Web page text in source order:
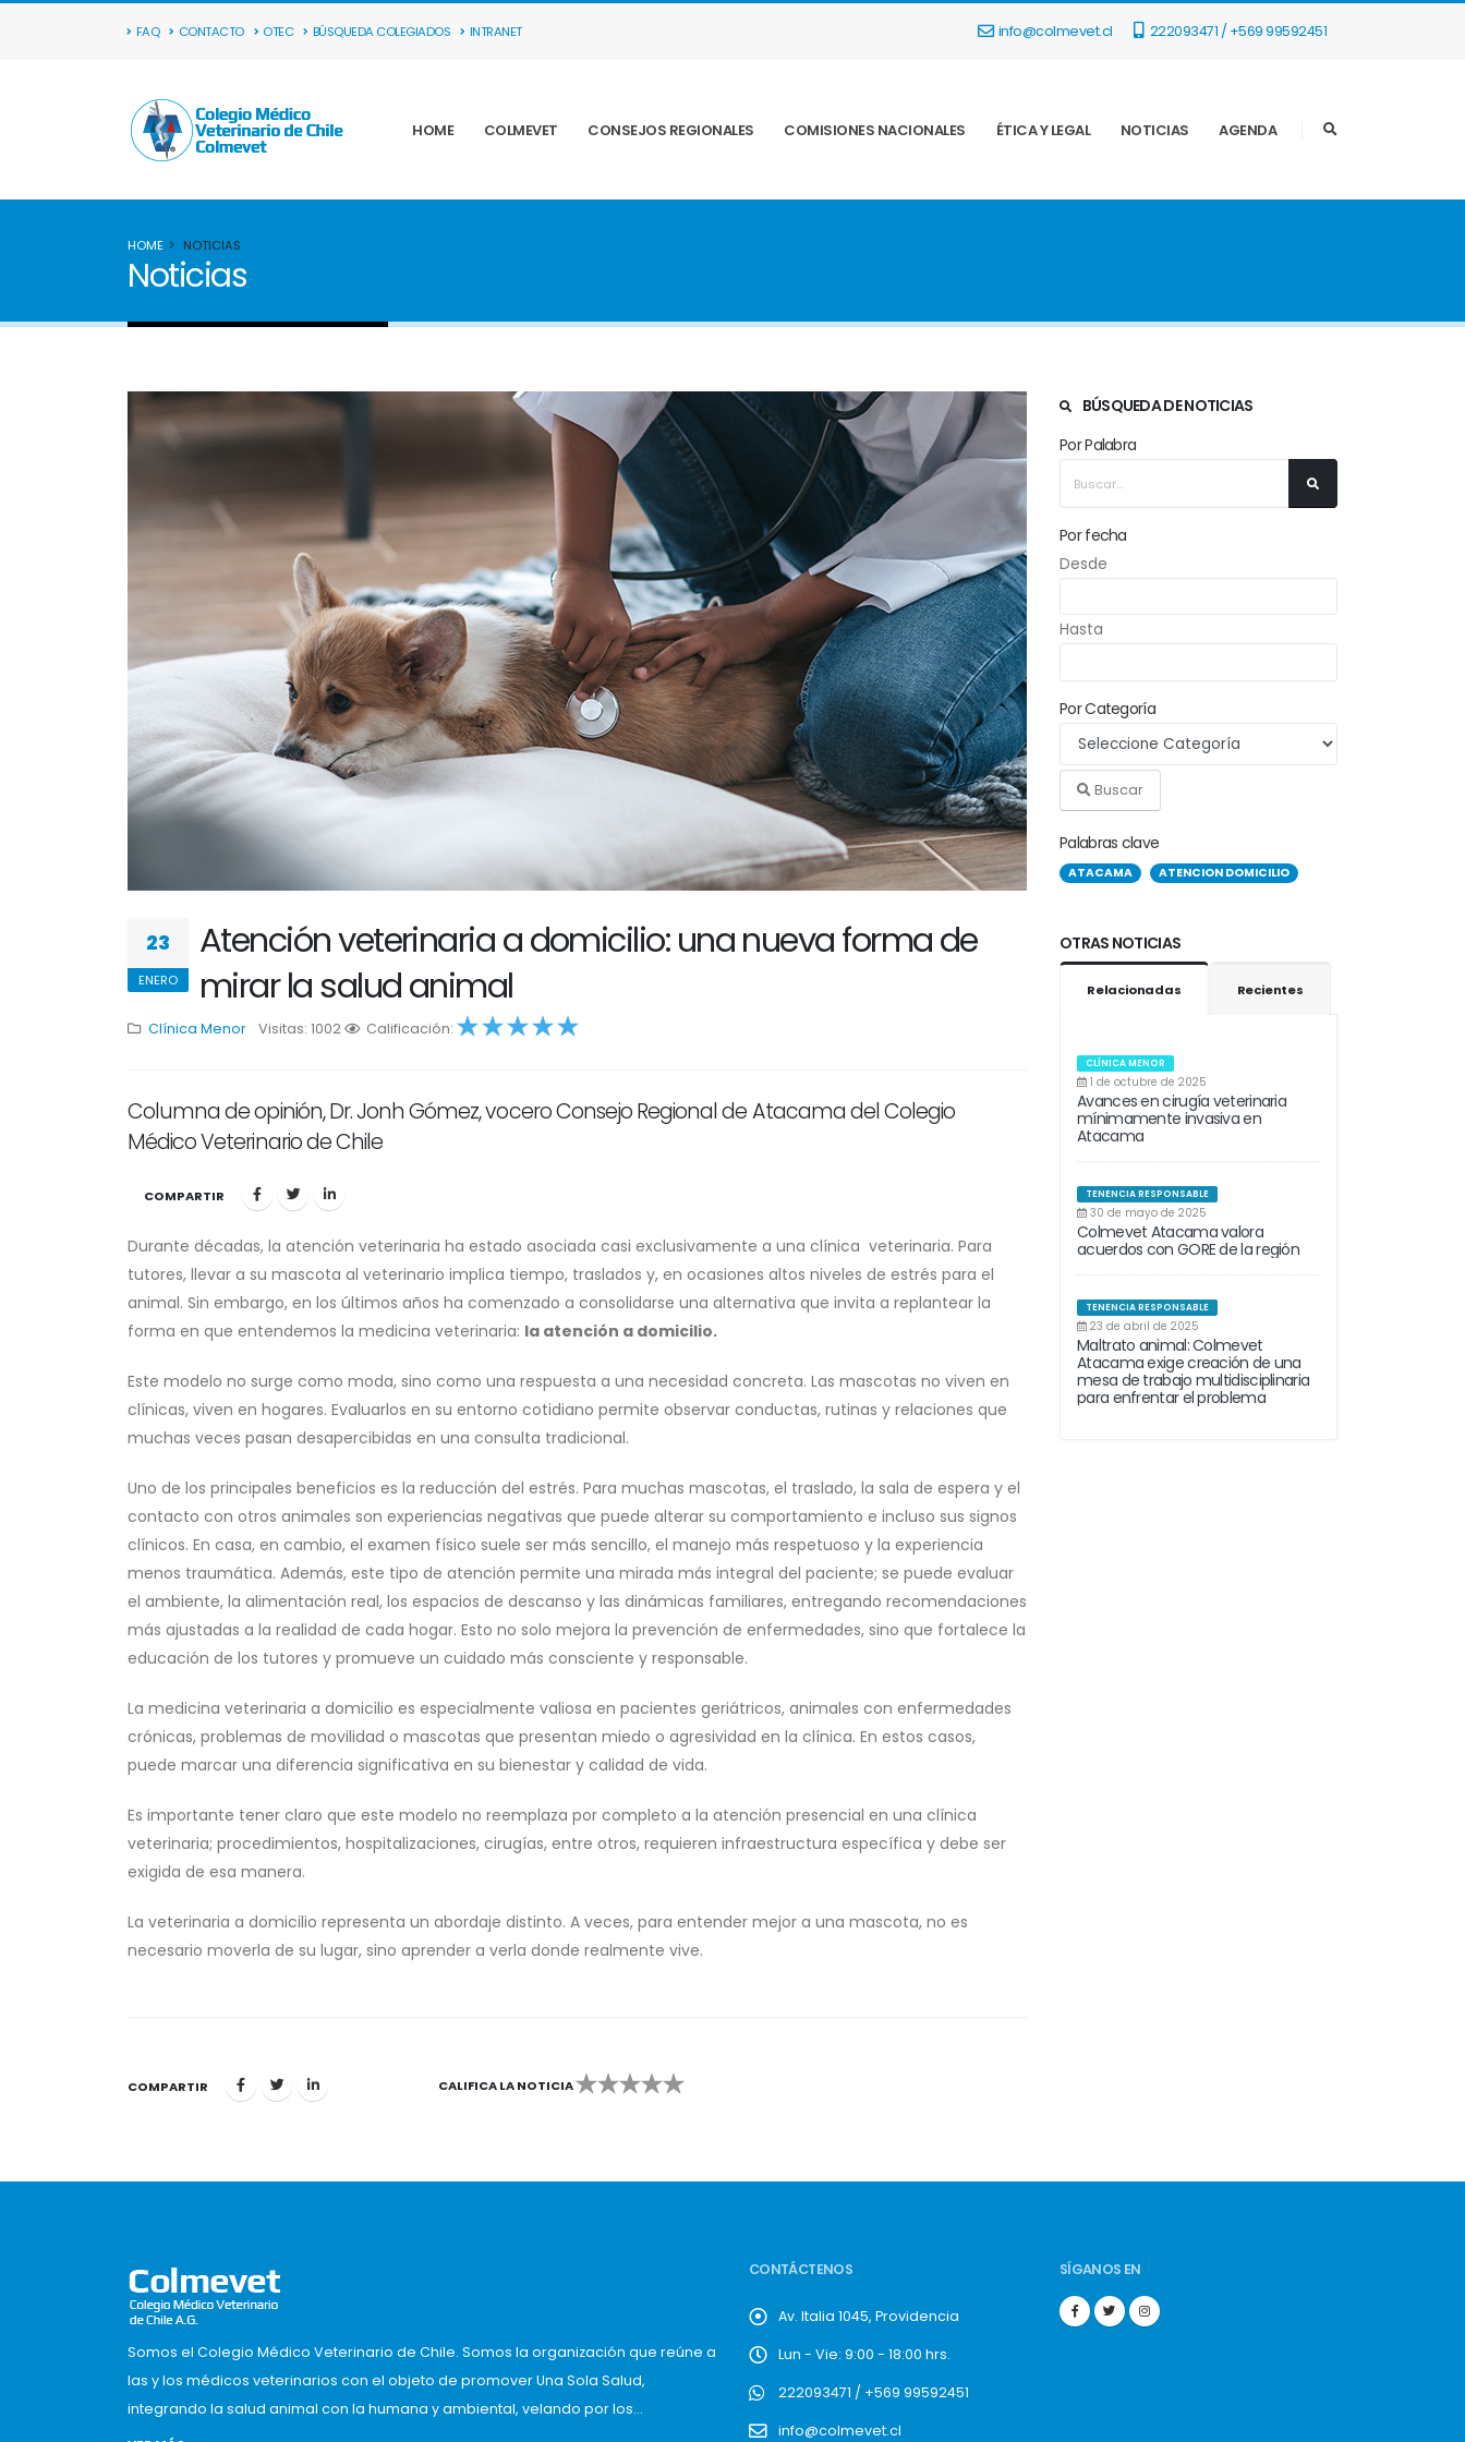
FAQ CONTACTO OTEC BÚSQUEDA COLEGIADOS INTRANET info@colmevet.cl 222093471 / +569 99592451
HOME COLMEVET CONSEJOS REGIONALES COMISIONES NACIONALES ÉTICA Y LEGAL NOTICIAS AGENDA
HOME NOTICIAS
Noticias
BÚSQUEDA DE NOTICIAS
Por Palabra
Por fecha
Desde
Hasta
Por Categoría
Buscar
Palabras clave
ATACAMA ATENCION DOMICILIO
OTRAS NOTICIAS
Relacionadas Recientes
CLÍNICA MENOR
1 de octubre de 2025
Avances en cirugía veterinaria
mínimamente invasiva en
Atacama
TENENCIA RESPONSABLE
30 de mayo de 2025
Colmevet Atacama valora
acuerdos con GORE de la región
TENENCIA RESPONSABLE
23 de abril de 2025
Maltrato animal: Colmevet
Atacama exige creación de una
mesa de trabajo multidisciplinaria
para enfrentar el problema
23
ENERO
Atención veterinaria a domicilio: una nueva forma de
mirar la salud animal
Clínica Menor Visitas: 1002 Calificación:
1 2 3 4 5
Columna de opinión, Dr. Jonh Gómez, vocero Consejo Regional de Atacama del Colegio
Médico Veterinario de Chile
COMPARTIR
Durante décadas, la atención veterinaria ha estado asociada casi exclusivamente a una clínica veterinaria. Para
tutores, llevar a su mascota al veterinario implica tiempo, traslados y, en ocasiones altos niveles de estrés para el
animal. Sin embargo, en los últimos años ha comenzado a consolidarse una alternativa que invita a replantear la
forma en que entendemos la medicina veterinaria: la atención a domicilio.
Este modelo no surge como moda, sino como una respuesta a una necesidad concreta. Las mascotas no viven en
clínicas, viven en hogares. Evaluarlos en su entorno cotidiano permite observar conductas, rutinas y relaciones que
muchas veces pasan desapercibidas en una consulta tradicional.
Uno de los principales beneficios es la reducción del estrés. Para muchas mascotas, el traslado, la sala de espera y el
contacto con otros animales son experiencias negativas que puede alterar su comportamiento e incluso sus signos
clínicos. En casa, en cambio, el examen físico suele ser más sencillo, el manejo más respetuoso y la experiencia
menos traumática. Además, este tipo de atención permite una mirada más integral del paciente; se puede evaluar
el ambiente, la alimentación real, los espacios de descanso y las dinámicas familiares, entregando recomendaciones
más ajustadas a la realidad de cada hogar. Esto no solo mejora la prevención de enfermedades, sino que fortalece la
educación de los tutores y promueve un cuidado más consciente y responsable.
La medicina veterinaria a domicilio es especialmente valiosa en pacientes geriátricos, animales con enfermedades
crónicas, problemas de movilidad o mascotas que presentan miedo o agresividad en la clínica. En estos casos,
puede marcar una diferencia significativa en su bienestar y calidad de vida.
Es importante tener claro que este modelo no reemplaza por completo a la atención presencial en una clínica
veterinaria; procedimientos, hospitalizaciones, cirugías, entre otros, requieren infraestructura específica y debe ser
exigida de esa manera.
La veterinaria a domicilio representa un abordaje distinto. A veces, para entender mejor a una mascota, no es
necesario moverla de su lugar, sino aprender a verla donde realmente vive.
COMPARTIR CALIFICA LA NOTICIA
1 2 3 4 5
Somos el Colegio Médico Veterinario de Chile. Somos la organización que reúne a
las y los médicos veterinarios con el objeto de promover Una Sola Salud,
integrando la salud animal con la humana y ambiental, velando por los...
CONTÁCTENOS
Av. Italia 1045, Providencia
Lun - Vie: 9:00 - 18:00 hrs.
222093471 / +569 99592451
info@colmevet.cl
SÍGANOS EN